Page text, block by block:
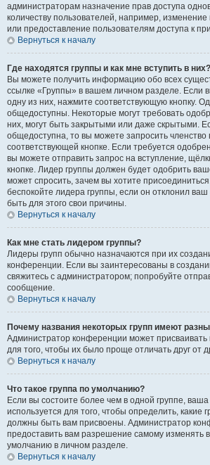
администраторам назначение прав доступа
количеству пользователей, например,
или предоставление пользователям доступа к
Вернуться к началу
Где находятся группы и как мне вступить в них?
Вы можете получить информацию обо всех
ссылке «Группы» в вашем личном разделе. Если
одну из них, нажмите соответствующую кнопку.
общедоступны. Некоторые могут требовать
них, могут быть закрытыми или даже скрытыми.
общедоступна, то вы можете запросить членство
соответствующей кнопке. Если требуется
вы можете отправить запрос на вступление,
кнопке. Лидер группы должен будет одобрить
может спросить, зачем вы хотите
беспокойте лидера группы, если он отклонил ваш
быть для этого свои причины.
Вернуться к началу
Как мне стать лидером группы?
Лидеры групп обычно назначаются при их
конференции. Если вы заинтересованы в
свяжитесь с администратором; попробуйте
сообщение.
Вернуться к началу
Почему названия некоторых групп имеют
Администратор конференции может присваивать
для того, чтобы их было проще отличать друг от
Вернуться к началу
Что такое группа по умолчанию?
Если вы состоите более чем в одной группе,
используется для того, чтобы определить, какие
должны быть вам присвоены. Администратор
предоставить вам разрешение самому изменять
умолчанию в личном разделе.
Вернуться к началу